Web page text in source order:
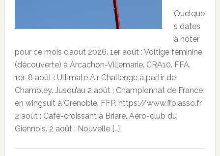
Quelque
s dates
à noter
pour ce mois d’août 2026. 1er août : Voltige féminine
(découverte) à Arcachon-Villemarie. CRA10. FFA.
1er-8 août : Ultimate Air Challenge à partir de
Chambley. Jusqu’au 2 août : Championnat de France
en wingsuit à Grenoble. FFP. https://www.ffp.asso.fr
2 août : Café-croissant à Briare. Aéro-club du
Giennois. 2 août : Nouvelle […]